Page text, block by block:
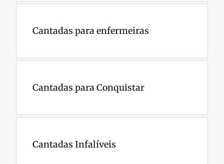
Cantadas para enfermeiras
Cantadas para Conquistar
Cantadas Infalíveis